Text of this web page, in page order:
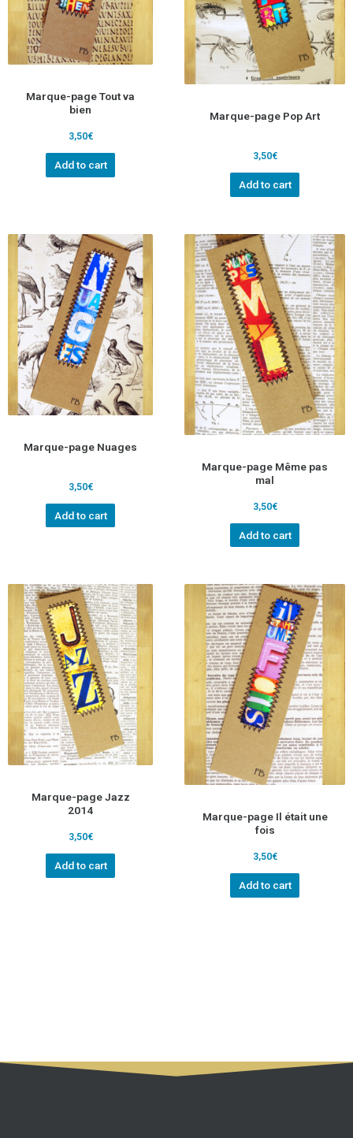
Marque-page Tout va
bien
3,50€
Add to cart
Marque-page Pop Art
3,50€
Add to cart
Marque-page Nuages
3,50€
Add to cart
Marque-page Même pas
mal
3,50€
Add to cart
Marque-page Jazz
2014
3,50€
Add to cart
Marque-page Il était une
fois
3,50€
Add to cart